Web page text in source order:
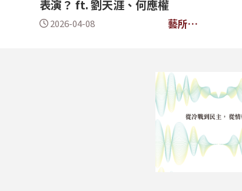
表演？ ft. 劉天涯、何應權
2026-04-08
藝所當